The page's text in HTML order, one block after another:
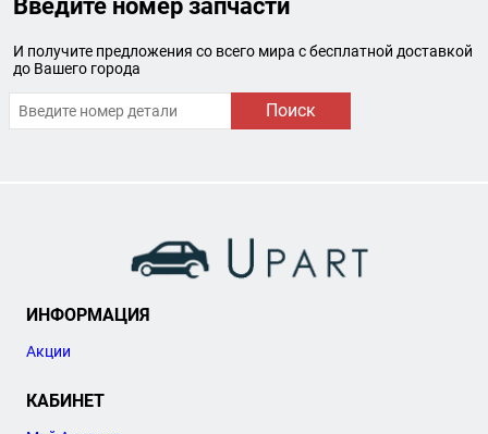
Введите номер запчасти
И получите предложения со всего мира с бесплатной доставкой
до Вашего города
Поиск
ИНФОРМАЦИЯ
Акции
КАБИНЕТ